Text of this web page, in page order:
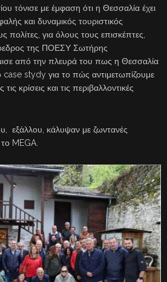
τόνισε με έμφαση ότι η Θεσσαλία έχει
και δυναμικός τουριστικός
πολίτες, για όλους τους επισκέπτες,
της ΠΟΕΣΥ Σωτήρης
από την πλευρά του πως η Θεσσαλία
case stydy για το πώς αντιμετωπίζουμε
κρίσεις και τις περιβαλλοντικές
εξάλλου, κάλυψαν με ζωντανές
MEGA.